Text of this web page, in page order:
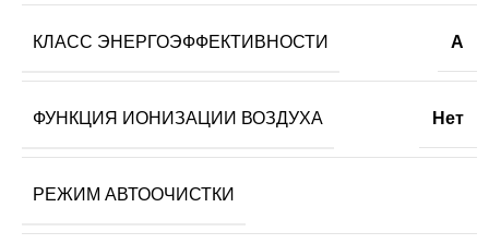
КЛАСС ЭНЕРГОЭФФЕКТИВНОСТИ A
ФУНКЦИЯ ИОНИЗАЦИИ ВОЗДУХА Нет
РЕЖИМ АВТООЧИСТКИ